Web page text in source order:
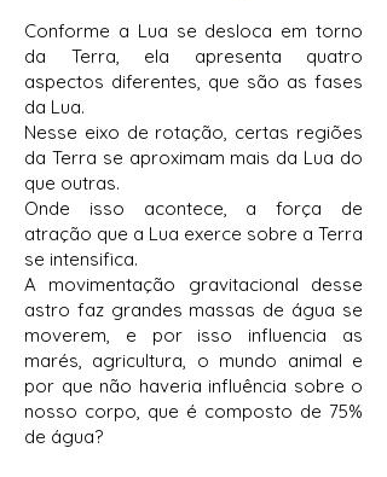
Conforme a Lua se desloca em torno
da Terra, ela apresenta quatro
aspectos diferentes, que são as fases
da Lua.
Nesse eixo de rotação, certas regiões
da Terra se aproximam mais da Lua do
que outras.
Onde isso acontece, a força de
atração que a Lua exerce sobre a Terra
se intensifica.
A movimentação gravitacional desse
astro faz grandes massas de água se
moverem, e por isso influencia as
marés, agricultura, o mundo animal e
por que não haveria influência sobre o
nosso corpo, que é composto de 75%
de água?